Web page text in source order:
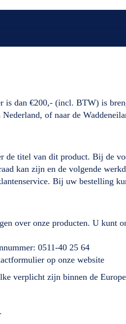
is dan €200,- (incl. BTW) is
of naar de
titel van dit product. Bij de
kan zijn en de volgende
Bij uw bestelling
over onze producten. U kunt
0511-40 25 64
op onze website
verplicht zijn binnen de